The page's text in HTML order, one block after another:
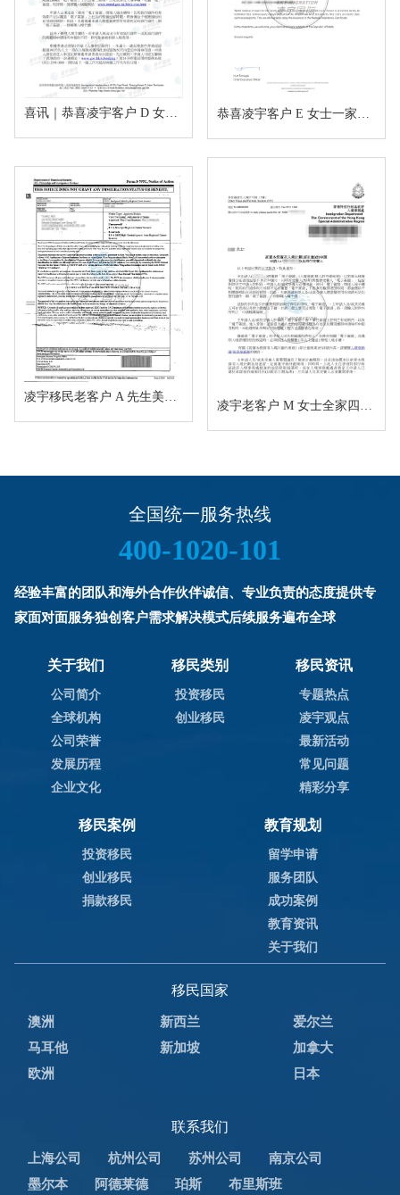
喜讯｜恭喜凌宇客户 D 女士香港高才通A类顺利获批！
凌宇移民老客户 A 先生美国 EB5 项目I-526E 无补件直接获批！
凌宇老客户 M 女士全家四口香港新资本投资者入境计划成功获批！卡点保住子女受养人资格，复杂资产一次性通关
全国统一服务热线
400-1020-101
经验丰富的团队和海外合作伙伴诚信、专业负责的态度提供专
家面对面服务独创客户需求解决模式后续服务遍布全球
关于我们
公司简介
全球机构
公司荣誉
发展历程
企业文化
移民类别
投资移民
创业移民
移民资讯
专题热点
凌宇观点
最新活动
常见问题
精彩分享
移民案例
投资移民
创业移民
捐款移民
教育规划
留学申请
服务团队
成功案例
教育资讯
关于我们
移民国家
澳洲 新西兰
爱尔兰
马耳他
新加坡
加拿大
欧洲
日本
联系我们
上海公司 杭州公司 苏州公司
南京公司
墨尔本
阿德莱德 珀斯 布里斯班